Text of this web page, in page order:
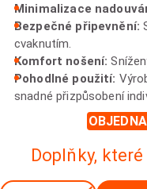
Minimalizace
Bezpečné připevnění:
cvaknutím.
Komfort nošení:
Pohodlné použití:
snadné přizpůsobení
Doplňky,